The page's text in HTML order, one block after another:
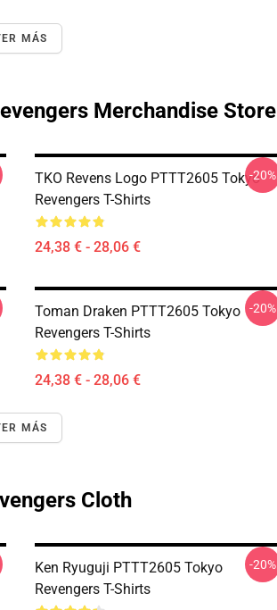
MÁS
Merchandise Store
TKO Revens Logo PTTT2605 Tokyo
Revengers T-Shirts
24,38 € - 28,06 €
-20%
Toman Draken PTTT2605 Tokyo
Revengers T-Shirts
24,38 € - 28,06 €
-20%
MÁS
Cloth
Ken Ryuguji PTTT2605 Tokyo
Revengers T-Shirts
-20%